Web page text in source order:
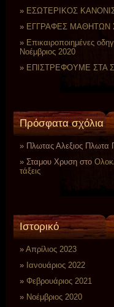
EΣΩΤΕΡΙΚΟΣ
ΕΓΓΡΑΦΕΣ ΜΑΘΗΤΩΝ
Επικαιροποιημένες
Νοέμβριος 2020
ΕΠΙΣΤΡΕΦΟΥΜΕ ΣΤΑ
Πρόσφατα σχόλια
Πλωτας Αλεξιος Πλωτα
Σταμου Χρυση στο
τάξεις
Ιστορικό
Απρίλιος 2023
Ιανουάριος 2022
Φεβρουάριος 2021
Νοέμβριος 2020